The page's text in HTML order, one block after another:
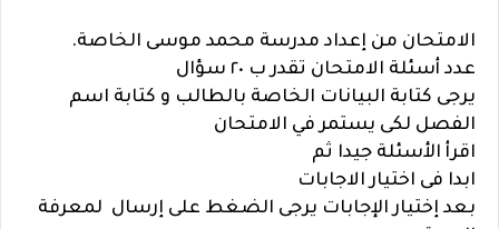
الامتحان من إعداد مدرسة محمد موسى الخاصة.
عدد أسئلة الامتحان تقدر ب ٢٠ سؤال
يرجى كتابة البيانات الخاصة بالطالب و كتابة اسم
الفصل لكى يستمر في الامتحان
اقرأ الأسئلة جيدا ثم
ابدا فى اختيار الاجابات
بعد إختيار الإجابات يرجى الضغط على إرسال لمعرفة